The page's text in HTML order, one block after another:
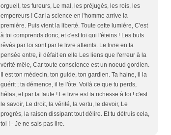
orgueil, tes fureurs, Le mal, les préjugés, les rois, les
empereurs ! Car la science en l'homme arrive la
première. Puis vient la liberté. Toute cette lumière, C'est
à toi comprends donc, et c'est toi qui l'éteins ! Les buts
rêvés par toi sont par le livre atteints. Le livre en ta
pensée entre, il défait en elle Les liens que l'erreur à la
vérité mêle, Car toute conscience est un noeud gordien.
Il est ton médecin, ton guide, ton gardien. Ta haine, il la
guérit ; ta démence, il te l'ôte. Voilà ce que tu perds,
hélas, et par ta faute ! Le livre est ta richesse à toi ! c'est
le savoir, Le droit, la vérité, la vertu, le devoir, Le
progrès, la raison dissipant tout délire. Et tu détruis cela,
toi ! - Je ne sais pas lire.